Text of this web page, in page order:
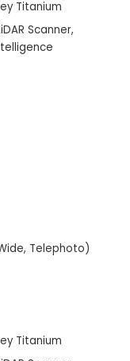
Titanium
Scanner,
Telephoto)
Titanium